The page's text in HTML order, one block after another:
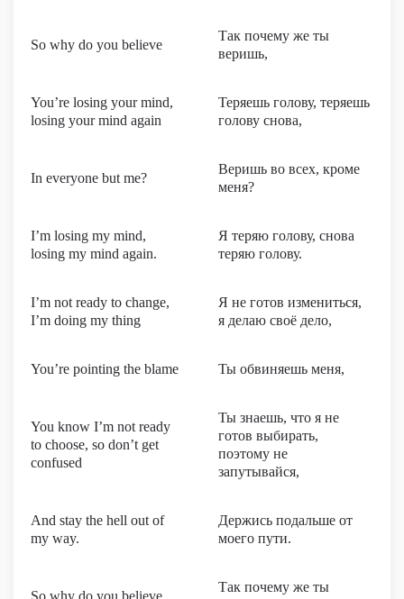
So why do you believe
Так почему же ты
веришь,
You’re losing your mind,
losing your mind again
Теряешь голову, теряешь
голову снова,
In everyone but me?
Веришь во всех, кроме
меня?
I’m losing my mind,
losing my mind again.
Я теряю голову, снова
теряю голову.
I’m not ready to change,
I’m doing my thing
Я не готов измениться,
я делаю своё дело,
You’re pointing the blame Ты обвиняешь меня,
You know I’m not ready
to choose, so don’t get
confused
Ты знаешь, что я не
готов выбирать,
поэтому не
запутывайся,
And stay the hell out of
my way.
Держись подальше от
моего пути.
So why do you believe
Так почему же ты